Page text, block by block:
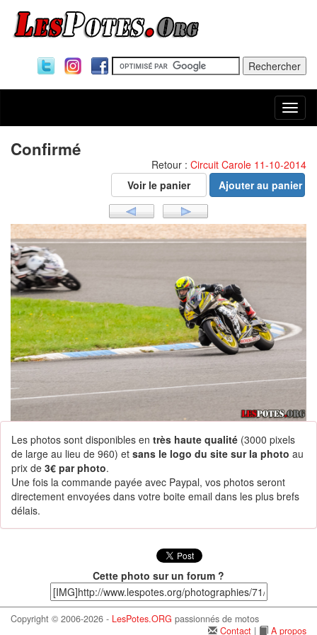
Confirmé
Retour : Circuit Carole 11-10-2014
Les photos sont disponibles en très haute qualité (3000 pixels
de large au lieu de 960) et sans le logo du site sur la photo au
prix de 3€ par photo.
Une fois la commande payée avec Paypal, vos photos seront
directement envoyées dans votre boite email dans les plus brefs
délais.
Cette photo sur un forum ?
Copyright © 2006-2026 - LesPotes.ORG passionnés de motos
Contact | A propos